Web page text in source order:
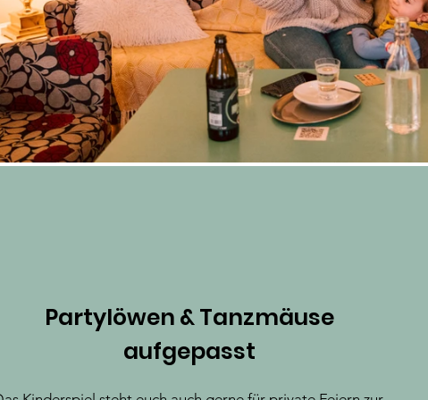
Partylöwen & Tanzmäuse
aufgepasst